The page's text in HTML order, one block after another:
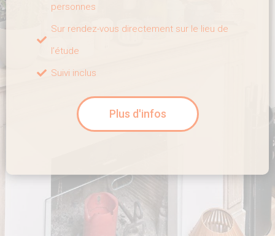
personnes
Sur rendez-vous directement sur le lieu de
l’étude
Suivi inclus
Plus d'infos